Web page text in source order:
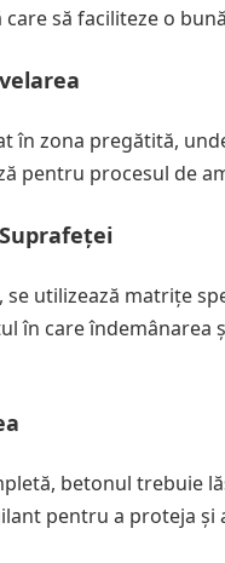
să faciliteze o
în zona pregătită,
pentru procesul de
se utilizează matrițe
în care
betonul trebuie
pentru a proteja